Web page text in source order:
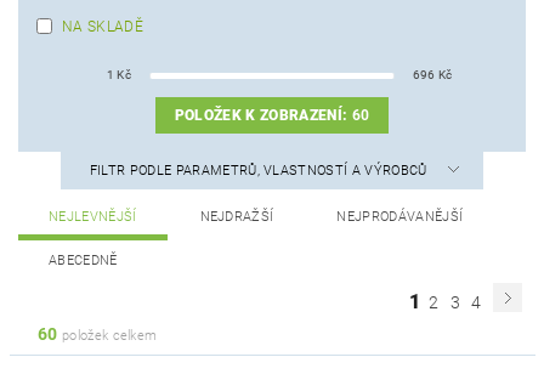
NA SKLADĚ
1 Kč 696 Kč
POLOŽEK K ZOBRAZENÍ: 60
FILTR PODLE PARAMETRŮ, VLASTNOSTÍ A VÝROBCŮ
NEJLEVNĚJŠÍ NEJDRAŽŠÍ NEJPRODÁVANĚJŠÍ
ABECEDNĚ
1 2 3
4
60 položek celkem